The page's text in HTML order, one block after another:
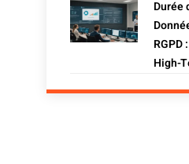
Durée
RGPD
High-